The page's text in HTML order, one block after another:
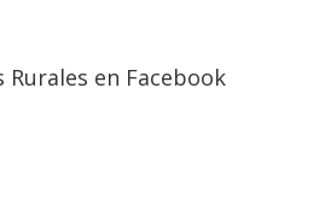
Rurales en Facebook